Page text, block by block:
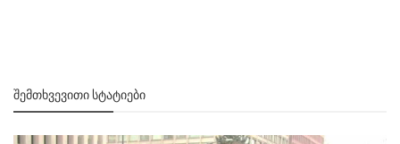
ᲨᲔᲛᲗᲮᲕᲔᲕᲘᲗᲘ ᲡᲢᲐᲢᲘᲔᲑᲘ